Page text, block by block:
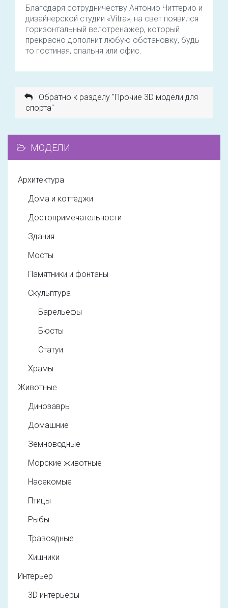
Благодаря сотрудничеству Антонио Читтерио и
дизайнерской студии «Vitra», на свет появился
горизонтальный велотренажер, который
прекрасно дополнит любую обстановку, будь
то гостиная, спальня или офис.
Обратно к разделу "Прочие 3D модели для
спорта"
МОДЕЛИ
Архитектура
Дома и коттеджи
Достопримечательности
Здания
Мосты
Памятники и фонтаны
Скульптура
Барельефы
Бюсты
Статуи
Храмы
Животные
Динозавры
Домашние
Земноводные
Морские животные
Насекомые
Птицы
Рыбы
Травоядные
Хищники
Интерьер
3D интерьеры